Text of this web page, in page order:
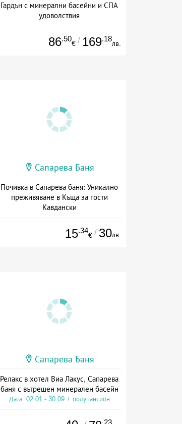
Гардън с минерални басейни и СПА
удоволствия
86.50
€ / 169.18
лв.
Сапарева Баня
Почивка в Сапарева баня: Уникално
преживяване в Къща за гости
Кавдански
15.34
€ / 30лв.
Сапарева Баня
Релакс в хотел Виа Лакус, Сапарева
баня с вътрешен минерален басейн
Дата: 02.01 - 30.09 + полупансион
.23